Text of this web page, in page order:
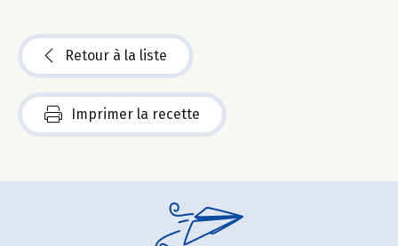
Retour à la liste
Imprimer la recette